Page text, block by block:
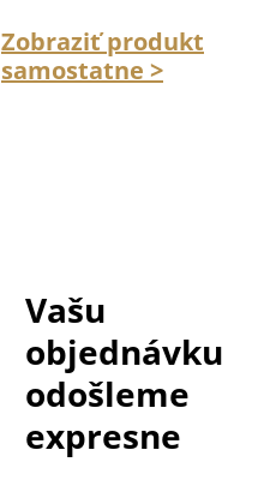
Zobraziť produkt
samostatne >
Vašu
objednávku
odošleme
expresne